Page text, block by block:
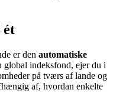
ét
er den automatiske
global indeksfond, ejer du i
på tværs af lande og
af, hvordan enkelte